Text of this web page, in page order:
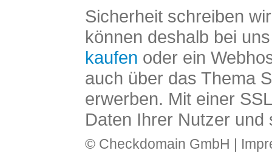
Sicherheit schreiben
können deshalb bei
kaufen oder ein
auch über das Thema
erwerben. Mit einer
Daten Ihrer Nutzer und
© Checkdomain GmbH |